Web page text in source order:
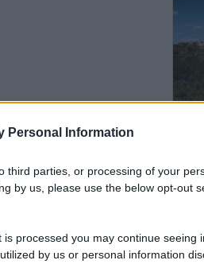
Personal Information
third parties, or processing of your
by us, please use the below opt-out
processed you may continue seeing
by us or personal information